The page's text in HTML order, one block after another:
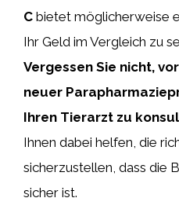
C bietet möglicherweise
Ihr Geld im Vergleich zu
Vergessen Sie nicht,
neuer
Ihren Tierarzt zu
Ihnen dabei helfen, die
sicherzustellen, dass die
sicher ist.